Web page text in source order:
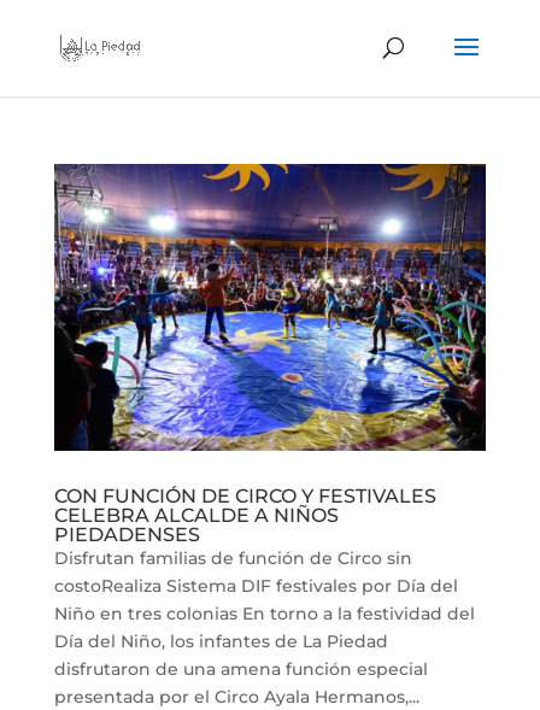
CON FUNCIÓN DE CIRCO Y FESTIVALES
CELEBRA ALCALDE A NIÑOS
PIEDADENSES
Disfrutan familias de función de Circo sin
costoRealiza Sistema DIF festivales por Día del
Niño en tres colonias En torno a la festividad del
Día del Niño, los infantes de La Piedad
disfrutaron de una amena función especial
presentada por el Circo Ayala Hermanos,...